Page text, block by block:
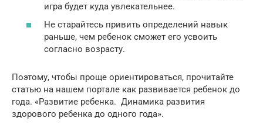
игра будет куда увлекательнее.
Не старайтесь привить определений навык
раньше, чем ребенок сможет его усвоить
согласно возрасту.
Поэтому, чтобы проще ориентироваться, прочитайте
статью на нашем портале как развивается ребенок до
года. «Развитие ребенка. Динамика развития
здорового ребенка до одного года».